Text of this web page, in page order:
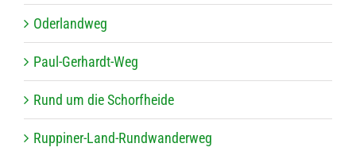
Oder­land­weg
Paul-Ger­hardt-Weg
Rund um die Schorfheide
Rup­pi­ner-Land-Rund­wan­der­weg